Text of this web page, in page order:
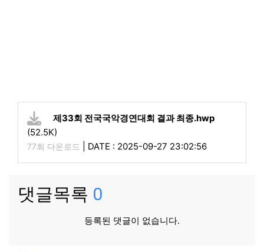
제33회 전국국악경연대회 결과 최종.hwp
(52.5K)
77회 다운로드 DATE : 2025-09-27 23:02:56
댓글목록 0
등록된 댓글이 없습니다.